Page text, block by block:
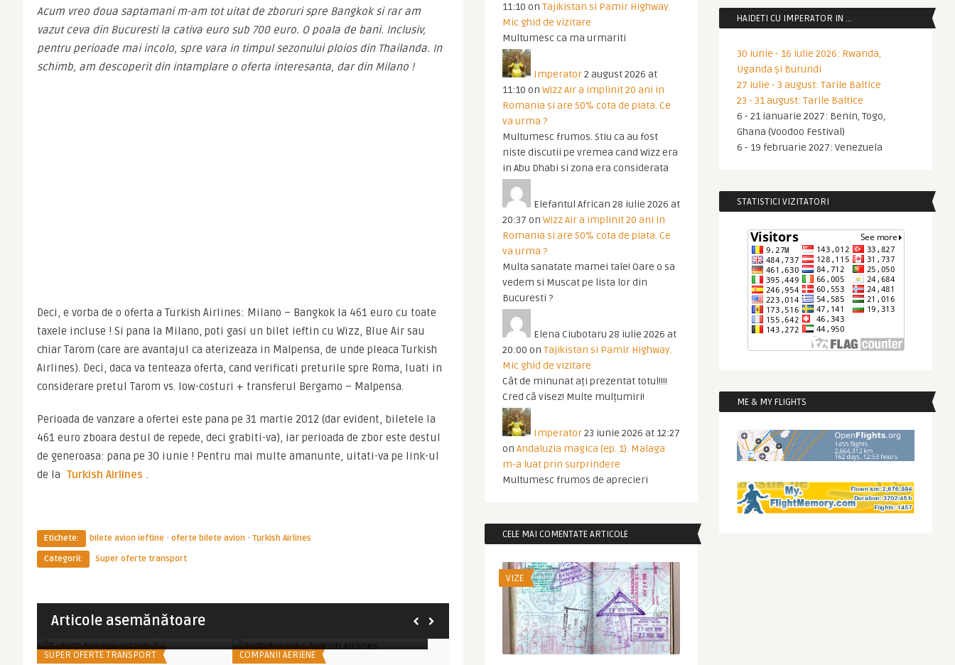
Acum vreo doua saptamani m-am tot uitat de zboruri spre Bangkok si rar am
vazut ceva din Bucuresti la cativa euro sub 700 euro. O poala de bani. Inclusiv,
pentru perioade mai incolo, spre vara in timpul sezonului ploios din Thailanda. In
schimb, am descoperit din intamplare o oferta interesanta, dar din Milano !
Deci, e vorba de o oferta a Turkish Airlines: Milano – Bangkok la 461 euro cu toate
taxele incluse ! Si pana la Milano, poti gasi un bilet ieftin cu Wizz, Blue Air sau
chiar Tarom (care are avantajul ca aterizeaza in Malpensa, de unde pleaca Turkish
Airlines). Deci, daca va tenteaza oferta, cand verificati preturile spre Roma, luati in
considerare pretul Tarom vs. low-costuri + transferul Bergamo – Malpensa.
Perioada de vanzare a ofertei este pana pe 31 martie 2012 (dar evident, biletele la
461 euro zboara destul de repede, deci grabiti-va), iar perioada de zbor este destul
de generoasa: pana pe 30 iunie ! Pentru mai multe amanunte, uitati-va pe link-ul
de la Turkish Airlines .
Etichete: bilete avion ieftine · oferte bilete avion · Turkish Airlines
Categorii:
Super oferte transport
Articole asemănătoare
SUPER OFERTE TRANSPORT
Turkish Airlines are reduceri:
COMPANII AERIENE SUPER OFERTE TRANSPORT
Promotie Turkish Airlines: New York
si Delhi @ 529 euro, ...
SUPER OFERTE TRANSPORT
Imperator
Promotie Turkish Airlines: Tbilisi @
269 euro, Bishkek @ ...
11:10 on Tajikistan si Pamir Highway.
Mic ghid de vizitare
Multumesc ca ma urmariti
Imperator2 august 2026 at
11:10 on Wizz Air a implinit 20 ani in
Romania si are 50% cota de piata. Ce
va urma ?
Multumesc frumos. Stiu ca au fost
niste discutii pe vremea cand Wizz era
in Abu Dhabi si zona era considerata
Elefantul African 28 iulie 2026 at
20:37 on Wizz Air a implinit 20 ani in
Romania si are 50% cota de piata. Ce
va urma ?
Multa sanatate mamei tale! Oare o sa
vedem si Muscat pe lista lor din
Bucuresti ?
Elena Ciubotaru 28 iulie 2026 at
20:00 on Tajikistan si Pamir Highway.
Mic ghid de vizitare
Cât de minunat ați prezentat totul!!!!
Cred că visez! Multe mulțumiri!
Imperator23 iunie 2026 at 12:27
on Andaluzia magica (ep. 1). Malaga
m-a luat prin surprindere
Multumesc frumos de aprecieri
CELE MAI COMENTATE ARTICOLE
VIZE
HAIDETI CU IMPERATOR IN …
30 iunie - 16 iulie 2026: Rwanda,
Uganda și Burundi
27 iulie - 3 august: Tarile Baltice
23 - 31 august: Tarile Baltice
6 - 21 ianuarie 2027: Benin, Togo,
Ghana (Voodoo Festival)
6 - 19 februarie 2027: Venezuela
STATISTICI VIZITATORI
ME & MY FLIGHTS